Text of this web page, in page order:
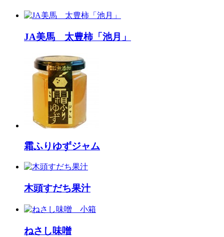
JA美馬 太豊柿「池月」
霜ふりゆずジャム
木頭すだち果汁
ねさし味噌